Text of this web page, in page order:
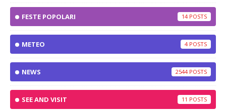
FESTE POPOLARI 14
METEO 4
NEWS 2544
SEE AND VISIT 11